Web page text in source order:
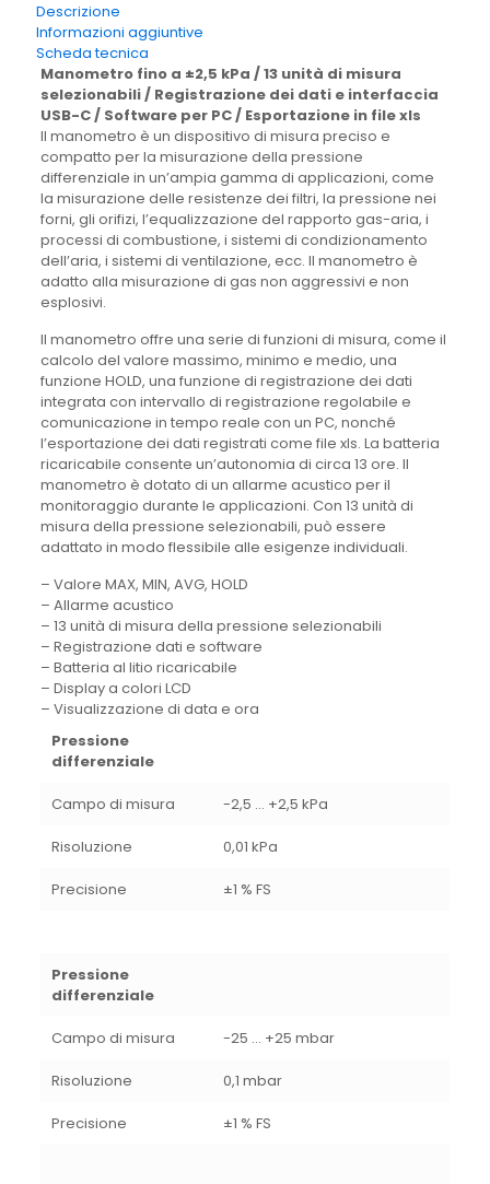
Descrizione
Informazioni aggiuntive
Scheda tecnica
Manometro fino a ±2,5 kPa / 13 unità di misura
selezionabili / Registrazione dei dati e interfaccia
USB-C / Software per PC / Esportazione in file xls
Il manometro è un dispositivo di misura preciso e
compatto per la misurazione della pressione
differenziale in un’ampia gamma di applicazioni, come
la misurazione delle resistenze dei filtri, la pressione nei
forni, gli orifizi, l’equalizzazione del rapporto gas-aria, i
processi di combustione, i sistemi di condizionamento
dell’aria, i sistemi di ventilazione, ecc. Il manometro è
adatto alla misurazione di gas non aggressivi e non
esplosivi.
Il manometro offre una serie di funzioni di misura, come il
calcolo del valore massimo, minimo e medio, una
funzione HOLD, una funzione di registrazione dei dati
integrata con intervallo di registrazione regolabile e
comunicazione in tempo reale con un PC, nonché
l’esportazione dei dati registrati come file xls. La batteria
ricaricabile consente un’autonomia di circa 13 ore. Il
manometro è dotato di un allarme acustico per il
monitoraggio durante le applicazioni. Con 13 unità di
misura della pressione selezionabili, può essere
adattato in modo flessibile alle esigenze individuali.
– Valore MAX, MIN, AVG, HOLD
– Allarme acustico
– 13 unità di misura della pressione selezionabili
– Registrazione dati e software
– Batteria al litio ricaricabile
– Display a colori LCD
– Visualizzazione di data e ora
Pressione
differenziale
Campo di misura -2,5 … +2,5 kPa
Risoluzione 0,01 kPa
Precisione ±1 % FS
Pressione
differenziale
Campo di misura -25 … +25 mbar
Risoluzione 0,1 mbar
Precisione ±1 % FS